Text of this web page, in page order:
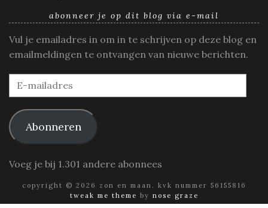
abonneer je op dit blog via e-mail
Vul je emailadres in om in te schrijven op deze blog en
emailmeldingen te ontvangen van nieuwe berichten.
E-
mailadres
Abonneren
Voeg je bij 1.301 andere abonnees
copyright © 2026 zon en maan. kvk nummer 56155816
tweak me theme by nose graze